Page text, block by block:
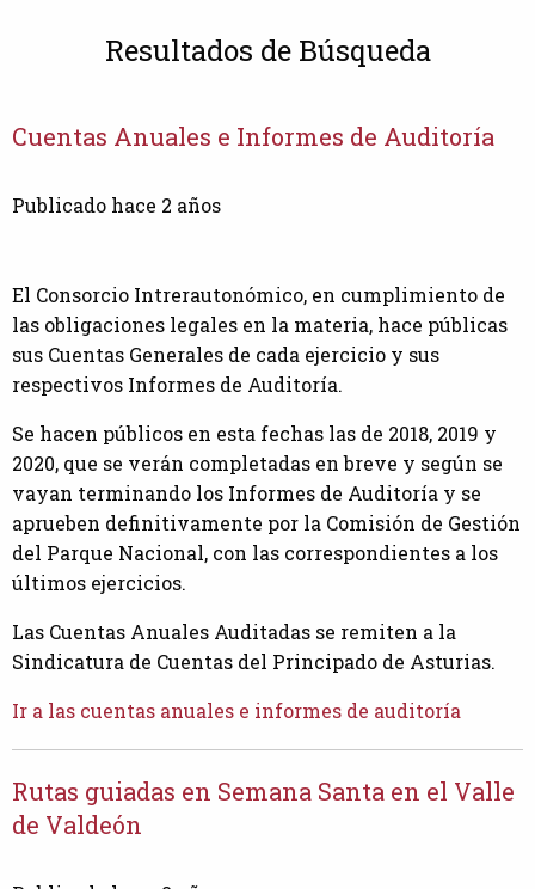
Resultados de Búsqueda
Cuentas Anuales e Informes de Auditoría
Publicado hace 2 años
El Consorcio Intrerautonómico, en cumplimiento de
las obligaciones legales en la materia, hace públicas
sus Cuentas Generales de cada ejercicio y sus
respectivos Informes de Auditoría.
Se hacen públicos en esta fechas las de 2018, 2019 y
2020, que se verán completadas en breve y según se
vayan terminando los Informes de Auditoría y se
aprueben definitivamente por la Comisión de Gestión
del Parque Nacional, con las correspondientes a los
últimos ejercicios.
Las Cuentas Anuales Auditadas se remiten a la
Sindicatura de Cuentas del Principado de Asturias.
Ir a las cuentas anuales e informes de auditoría
Rutas guiadas en Semana Santa en el Valle
de Valdeón